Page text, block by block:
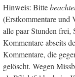
Hinweis: Bitte
(Erstkommentare und
alle paar Stunden frei,
Kommentare abseits
Kommentare, die
gelöscht. Wegen